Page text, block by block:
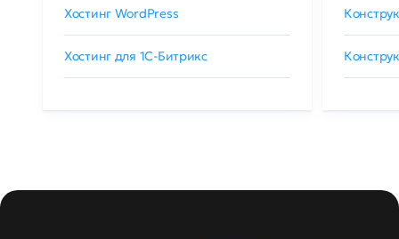
Хостинг WordPress
Хостинг для 1C-Битрикс